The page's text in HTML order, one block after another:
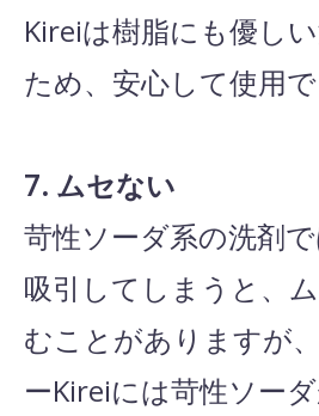
Kireiは樹脂にも優し
ため、安心して使用で
7. ムセない
苛性ソーダ系の洗剤
吸引してしまうと、
むことがありますが
ーKireiには苛性ソー